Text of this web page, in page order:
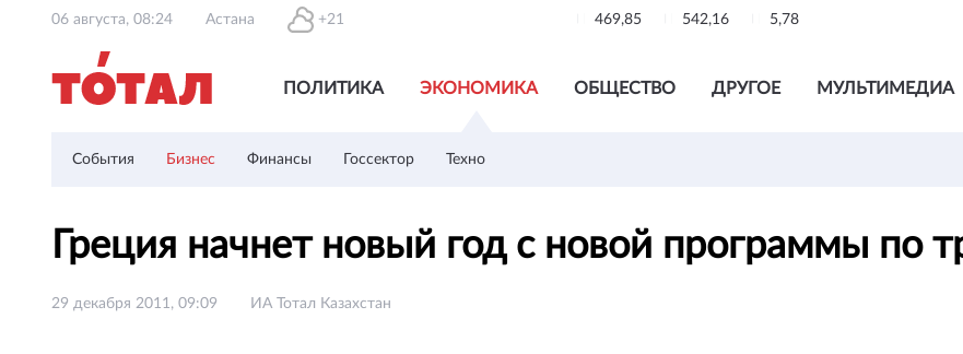
06 августа, 08:24 Астана +21 469,85 542,16 5,78
ПОЛИТИКА ЭКОНОМИКА ОБЩЕСТВО ДРУГОЕ МУЛЬТИМЕДИА
События Бизнес Финансы Госсектор Техно
Греция начнет новый год с новой программы по
29 декабря 2011, 09:09 ИА Тотал Казахстан